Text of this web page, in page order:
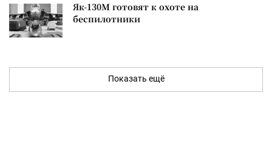
Як-130М готовят к охоте на
беспилотники
Показать ещё